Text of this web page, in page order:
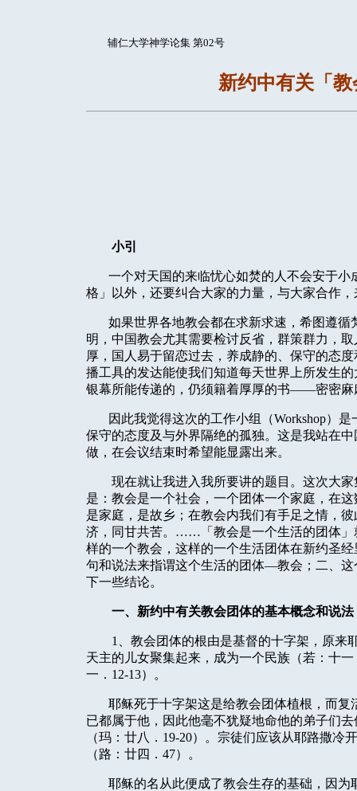
辅仁大学神学论集 第02号
新约中有关「
小引
一个对天国的来临忧心如焚的人不会安于
格」以外，还要纠合大家的力量，与大家合作
如果世界各地教会都在求新求速，希图遵
明，中国教会尤其需要检讨反省，群策群力，
厚，国人易于留恋过去，养成静的、保守的态
播工具的发达能使我们知道每天世界上所发生
银幕所能传递的，仍须籍着厚厚的书——密密
因此我觉得这次的工作小组（Workshop）是
保守的态度及与外界隔绝的孤独。这是我站在
做，在会议结束时希望能显露出来。
现在就让我进入我所要讲的题目。这次大
是：教会是一个社会，一个团体一个家庭，在
是家庭，是故乡；在教会内我们有手足之情，
济，同甘共苦。……「教会是一个生活的团体」
样的一个教会，这样的一个生活团体在新约圣
句和说法来指谓这个生活的团体—教会；二、
下一些结论。
一、新约中有关教会团体的基本概念和说法
1
、教会团体的根由是基督的十字架，原
天主的儿女聚集起来，成为一个民族（若：十一
一． 12-13）。
耶稣死于十字架这是给教会团体植根，而
已都属于他，因此他毫不犹疑地命他的弟子们
（玛：廿八． 19-20）。宗徒们应该从耶路撒冷
（路：廿四． 47）。
耶稣的名从此便成了教会生存的基础，因